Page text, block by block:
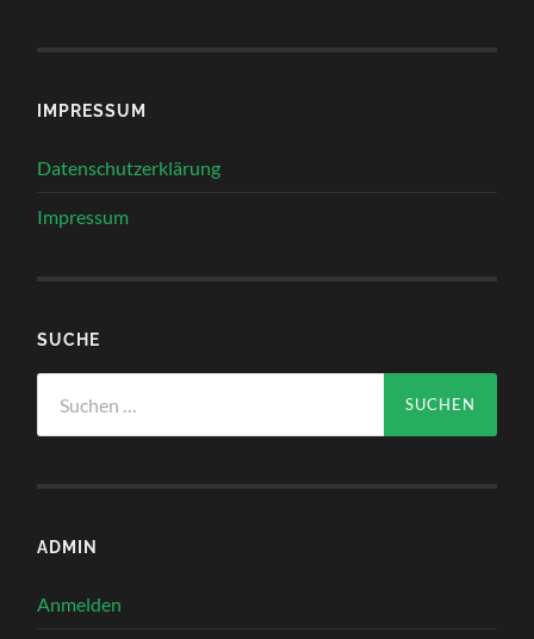
IMPRESSUM
Datenschutzerklärung
Impressum
SUCHE
nach:
ADMIN
Anmelden